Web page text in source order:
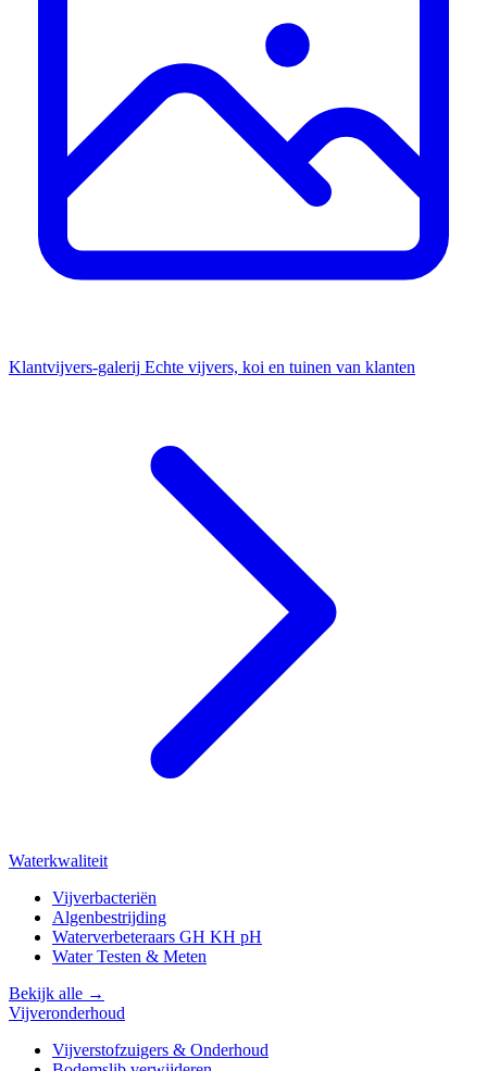
Klantvijvers-galerij Echte vijvers, koi en tuinen van klanten
Waterkwaliteit
Vijverbacteriën
Algenbestrijding
Waterverbeteraars GH KH pH
Water Testen & Meten
Bekijk alle →
Vijveronderhoud
Vijverstofzuigers & Onderhoud